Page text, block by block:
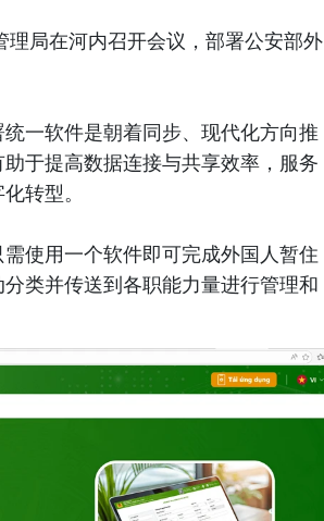
局在河内召开会议，部署公安部外
一软件是朝着同步、现代化方向推
于提高数据连接与共享效率，服务
转型。
使用一个软件即可完成外国人暂住
类并传送到各职能力量进行管理和